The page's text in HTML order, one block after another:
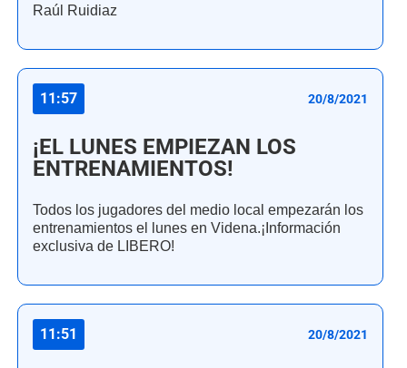
Raúl Ruidiaz
11:57 20/8/2021
¡EL LUNES EMPIEZAN LOS
ENTRENAMIENTOS!
Todos los jugadores del medio local empezarán los
entrenamientos el lunes en Videna.¡Información
exclusiva de LIBERO!
11:51 20/8/2021